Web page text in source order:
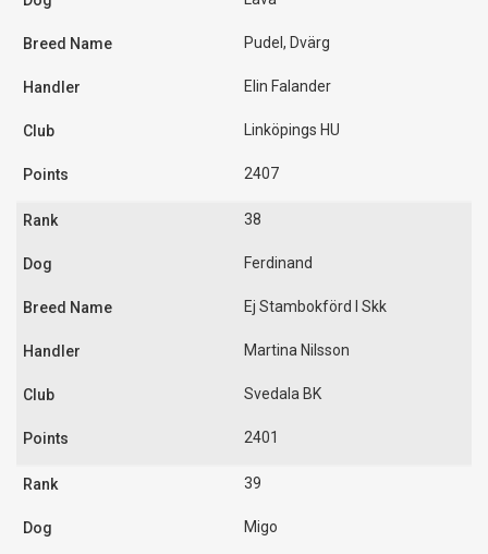
Pudel, Dvärg
Elin Falander
Linköpings HU
2407
38
Ferdinand
Ej Stambokförd I Skk
Martina Nilsson
Svedala BK
2401
39
Migo